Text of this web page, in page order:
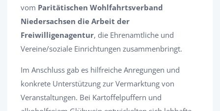
vom Paritätischen Wohlfahrtsverband
Niedersachsen die Arbeit der
Freiwilligenagentur, die Ehrenamtliche und
Vereine/soziale Einrichtungen zusammenbringt.
Im Anschluss gab es hilfreiche Anregungen und
konkrete Unterstützung zur Vermarktung von
Veranstaltungen. Bei Kartoffelpuffern und